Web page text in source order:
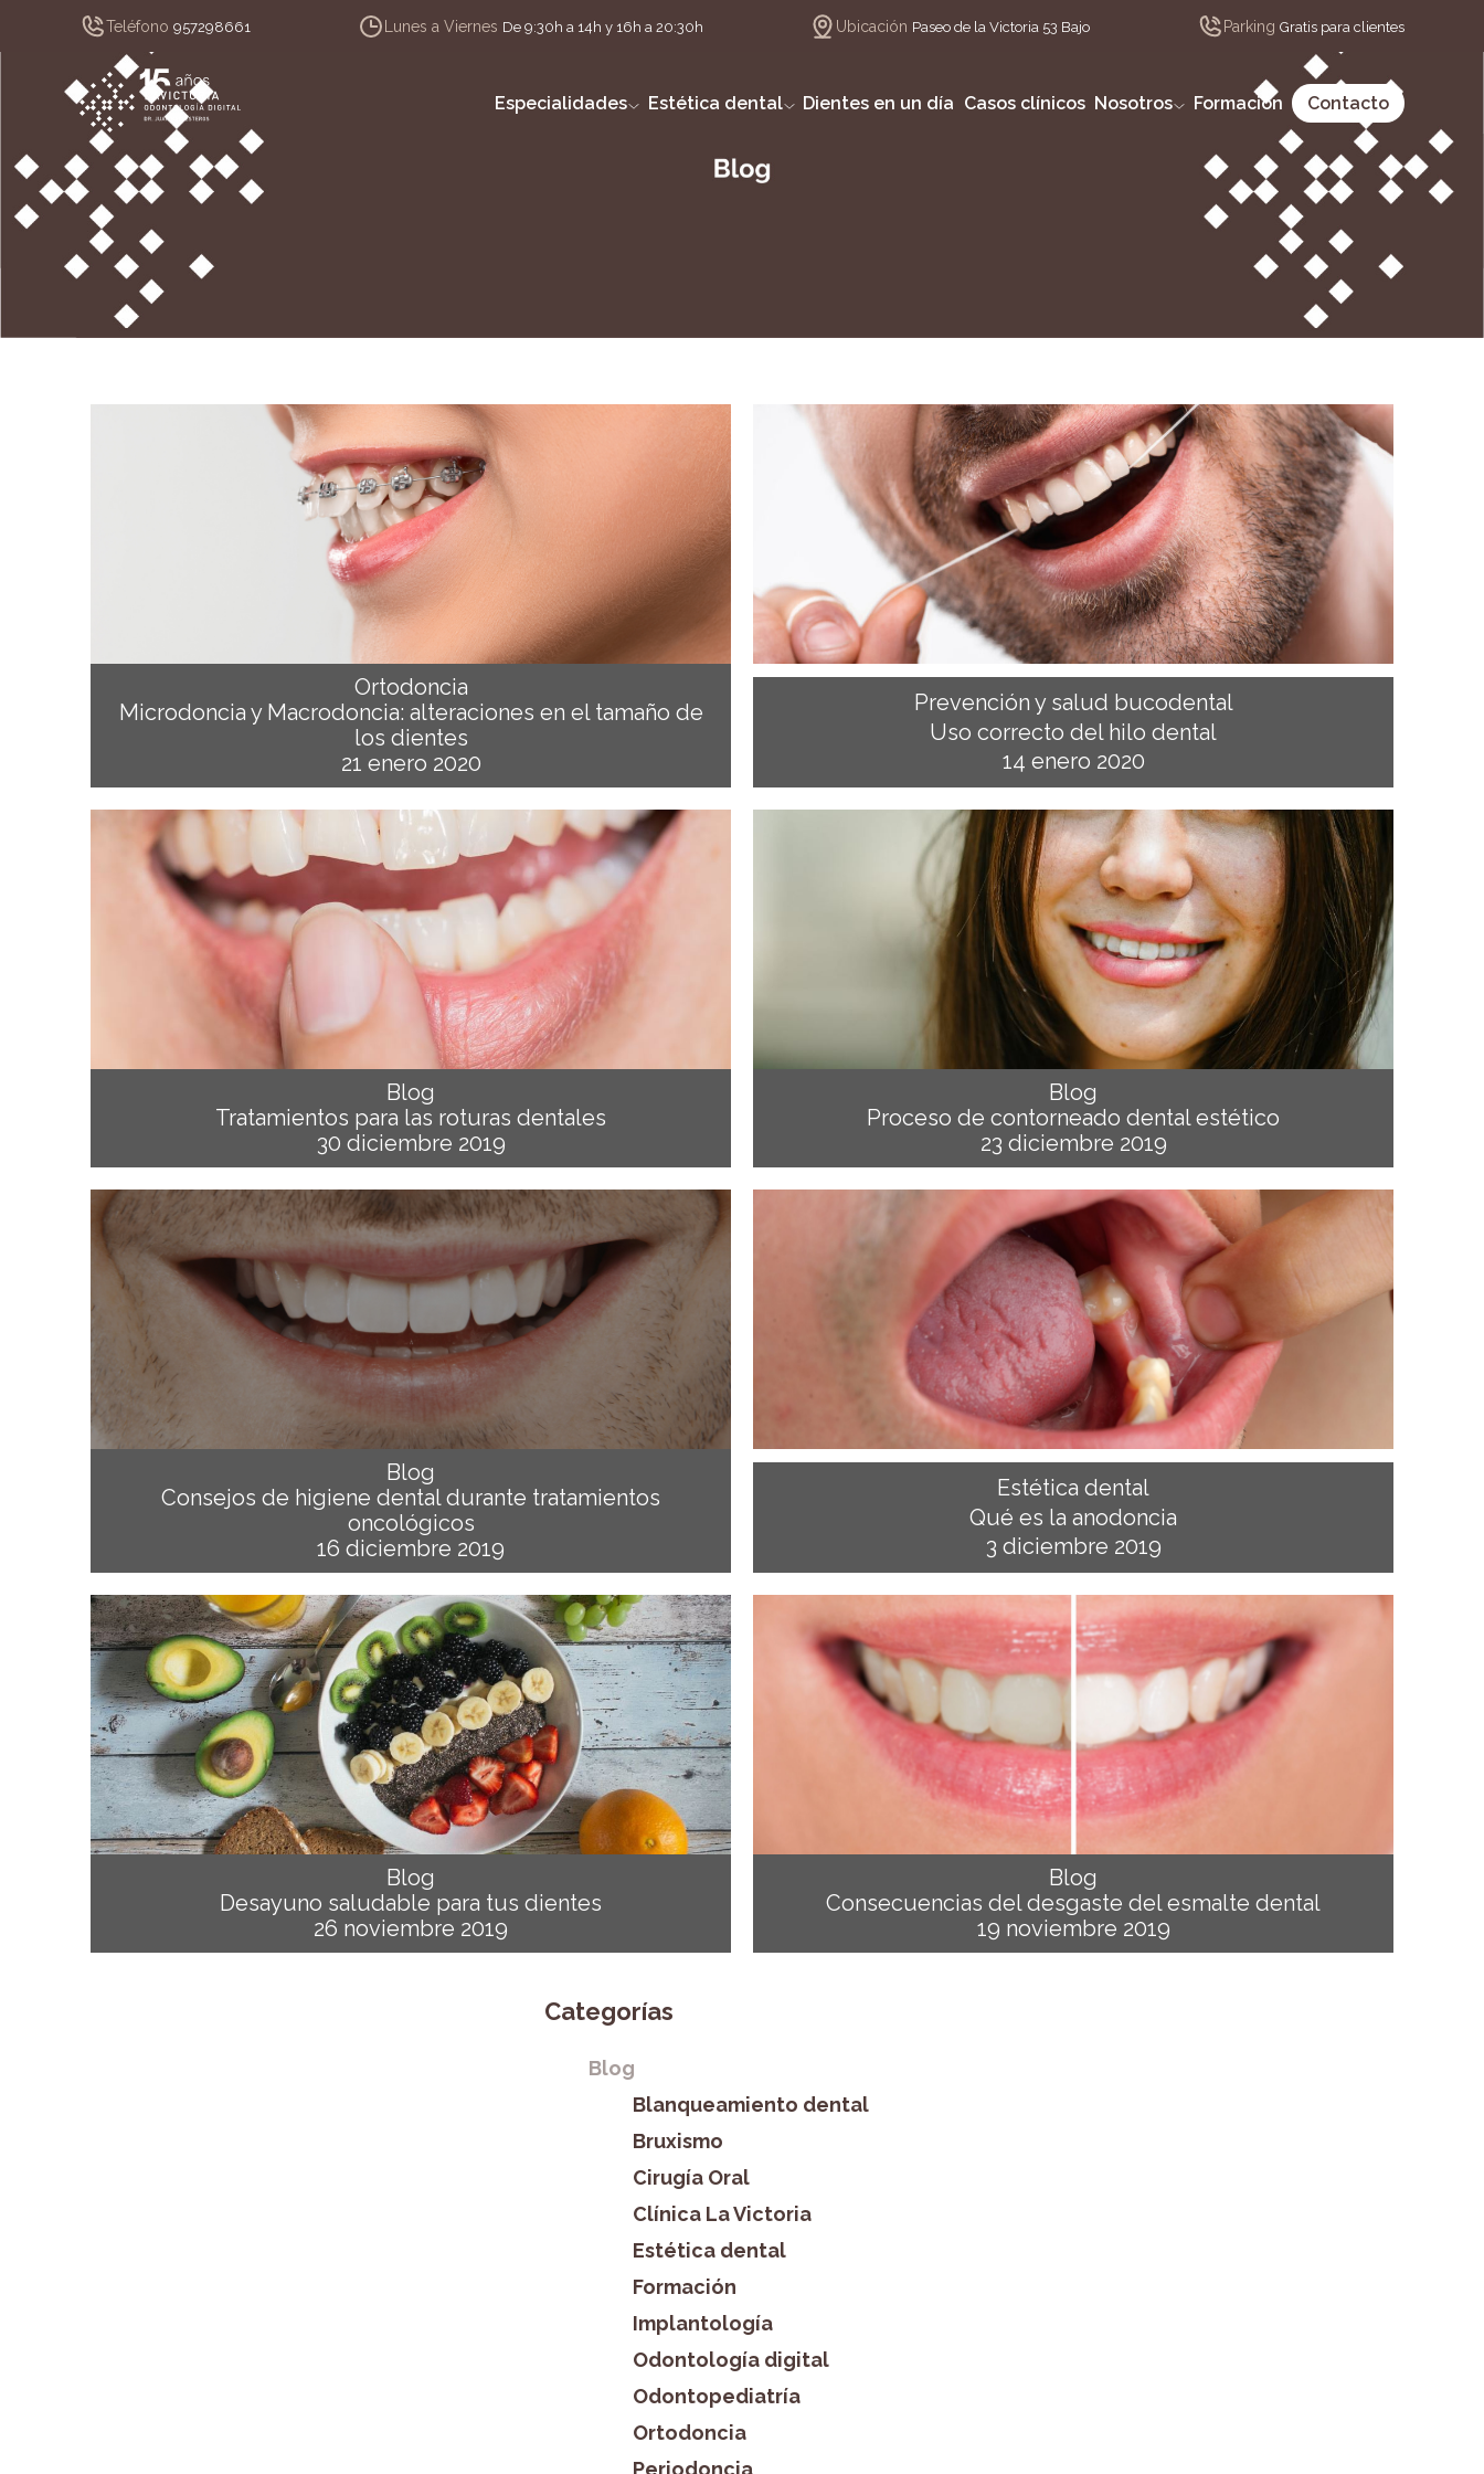
Teléfono 957298661 Lunes a Viernes De 9:30h a 14h y 16h a 20:30h Ubicación Paseo de la Victoria 53 Bajo Parking Gratis para clientes
Especialidades Estética dental Dientes en un día Casos clínicos Nosotros Formación Contacto
Ortodoncia
Microdoncia y Macrodoncia: alteraciones en el tamaño de
los dientes
21 enero 2020
Prevención y salud bucodental
Uso correcto del hilo dental
14 enero 2020
Blog
Tratamientos para las roturas dentales
30 diciembre 2019
Blog
Proceso de contorneado dental estético
23 diciembre 2019
Blog
Consejos de higiene dental durante tratamientos
oncológicos
16 diciembre 2019
Estética dental
Qué es la anodoncia
3 diciembre 2019
Blog
Desayuno saludable para tus dientes
26 noviembre 2019
Blog
Consecuencias del desgaste del esmalte dental
19 noviembre 2019
Categorías
Blog
Blanqueamiento dental
Bruxismo
Cirugía Oral
Clínica La Victoria
Estética dental
Formación
Implantología
Odontología digital
Odontopediatría
Ortodoncia
Periodoncia